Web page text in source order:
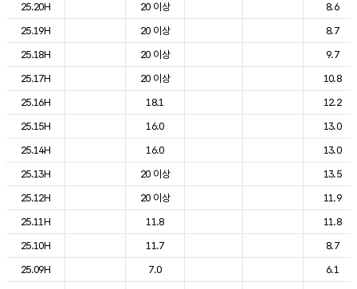
25.20H
20 이상
8.6
25.19H
20 이상
8.7
25.18H
20 이상
9.7
25.17H
20 이상
10.8
25.16H
18.1
12.2
25.15H
16.0
13.0
25.14H
16.0
13.0
25.13H
20 이상
13.5
25.12H
20 이상
11.9
25.11H
11.8
11.8
25.10H
11.7
8.7
25.09H
7.0
6.1